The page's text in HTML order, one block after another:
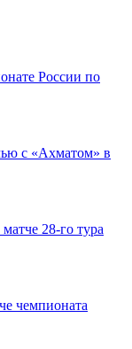
России по
с «Ахматом» в
28-го тура
чемпионата